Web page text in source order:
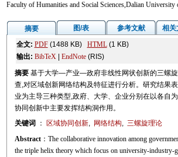
Faculty of Humanities and Social Sciences,Dalian
摘要 图/表 参考文献
相关
全文: PDF(1488 KB) HTML(1 KB)
输出: BibTeX| EndNote(RIS)
摘要 基于大学—产业—政府非线性网状创新的三螺
查,对区域创新网络结构及特征进行分析。研究结果
业为主导三种类型,政府、大学、企业分别在以各自
协同创新中主要发挥结构洞作用。
关键词
： 区域协同创新, 网络结构, 三螺旋理论
Abstract：The collaborative innovation among
the triple helix theory which focus on university-industry-